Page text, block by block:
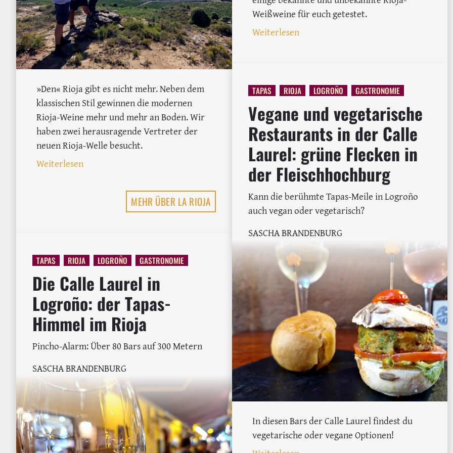
»Den« Rioja gibt es nicht mehr. Neben dem
klassischen Stil gewinnen die modernen
Rioja-Weine mehr und mehr an Boden. Wir
haben zwei herausragende Vertreter der
neuen Rioja-Welle besucht.
Weiterlesen: Frucht, Herkunft, Jungfrauen-Pipi: Die Neue Rioja Welle
MEHR ÜBER LA RIOJA
TAPAS RIOJA LOGROÑO GASTRONOMIE
Die Calle Laurel in
Logroño: der Tapas-
Himmel im Rioja
Pincho-Alarm: Über 80 Bars auf 300 Metern
SASCHA BRANDENBURG
Weißweine für euch getestet.
Weiterlesen: Viura, Garnacha Blanca und Co: 14
TAPAS RIOJA LOGROÑO GASTRONOMIE
Vegane und vegetarische
Restaurants in der Calle
Laurel: grüne Flecken in
der Fleischhochburg
Kann die berühmte Tapas-Meile in Logroño
auch vegan oder vegetarisch?
SASCHA BRANDENBURG
In diesen Bars der Calle Laurel findest du
vegetarische oder vegane Optionen!